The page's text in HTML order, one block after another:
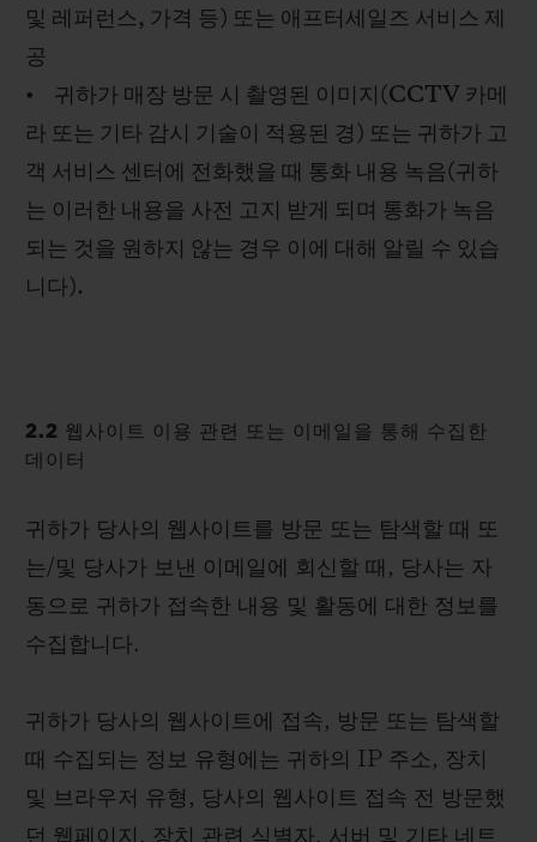
및 레퍼런스, 가격 등) 또는 애프터세일즈 서비스 제
공
• 귀하가 매장 방문 시 촬영된 이미지(CCTV 카메
라 또는 기타 감시 기술이 적용된 경) 또는 귀하가 고
객 서비스 센터에 전화했을 때 통화 내용 녹음(귀하
는 이러한 내용을 사전 고지 받게 되며 통화가 녹음
되는 것을 원하지 않는 경우 이에 대해 알릴 수 있습
니다).
2.2 웹사이트 이용 관련 또는 이메일을 통해 수집한
데이터
귀하가 당사의 웹사이트를 방문 또는 탐색할 때 또
는/및 당사가 보낸 이메일에 회신할 때, 당사는 자
동으로 귀하가 접속한 내용 및 활동에 대한 정보를
수집합니다.
귀하가 당사의 웹사이트에 접속, 방문 또는 탐색할
때 수집되는 정보 유형에는 귀하의 IP 주소, 장치
및 브라우저 유형, 당사의 웹사이트 접속 전 방문했
던 웹페이지, 장치 관련 식별자, 서버 및 기타 네트